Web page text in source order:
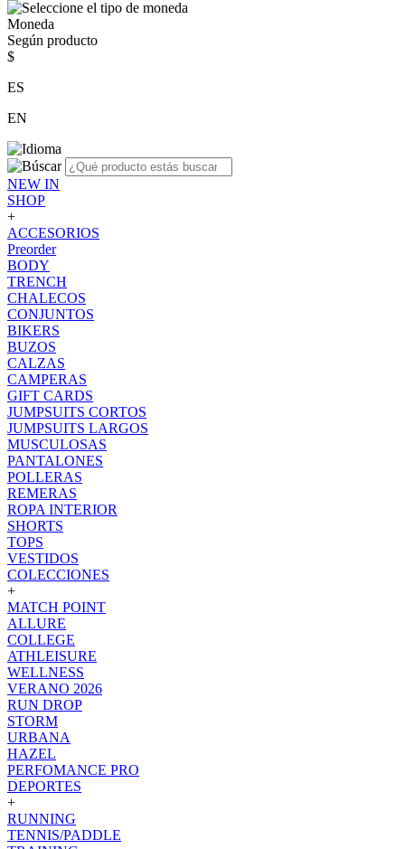
Moneda
Según producto
$
ES
EN
NEW IN
SHOP
+
ACCESORIOS
Preorder
BODY
TRENCH
CHALECOS
CONJUNTOS
BIKERS
BUZOS
CALZAS
CAMPERAS
GIFT CARDS
JUMPSUITS CORTOS
JUMPSUITS LARGOS
MUSCULOSAS
PANTALONES
POLLERAS
REMERAS
ROPA INTERIOR
SHORTS
TOPS
VESTIDOS
COLECCIONES
+
MATCH POINT
ALLURE
COLLEGE
ATHLEISURE
WELLNESS
VERANO 2026
RUN DROP
STORM
URBANA
HAZEL
PERFOMANCE PRO
DEPORTES
+
RUNNING
TENNIS/PADDLE